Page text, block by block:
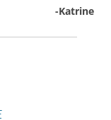
-Katrine